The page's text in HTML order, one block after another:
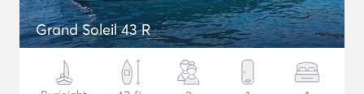
Grand Soleil 43 R